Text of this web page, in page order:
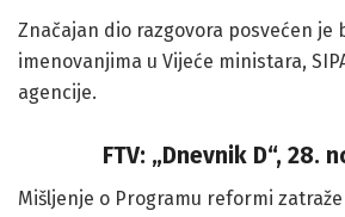
Značajan dio razgovora posvećen je
imenovanjima u Vijeće ministara,
agencije.
FTV: „Dnevnik D“, 28.
Mišljenje o Programu reformi